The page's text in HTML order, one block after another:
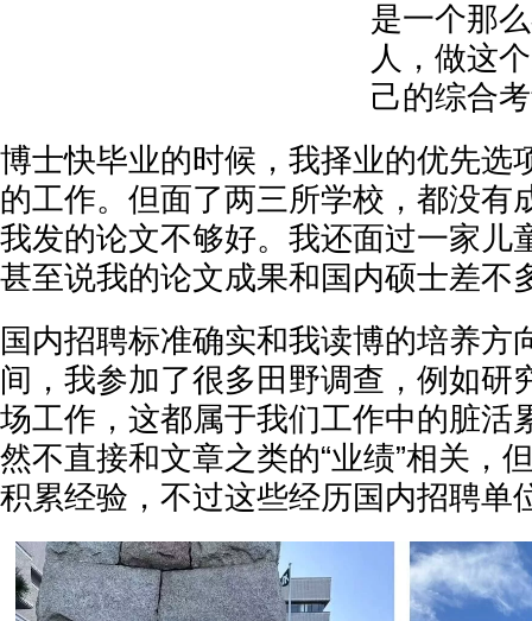
是一个那
人，做这
己的综合
博士快毕业的时候，我择业的优先选
的工作。但面了两三所学校，都没有
我发的论文不够好。我还面过一家儿
甚至说我的论文成果和国内硕士差不
国内招聘标准确实和我读博的培养方
间，我参加了很多田野调查，例如研
场工作，这都属于我们工作中的脏活
然不直接和文章之类的“业绩”相关，
积累经验，不过这些经历国内招聘单